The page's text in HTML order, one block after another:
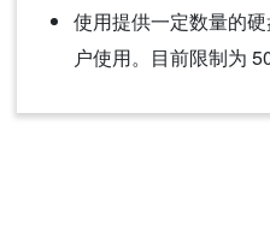
使用提供一定数量的
户使用。目前限制为